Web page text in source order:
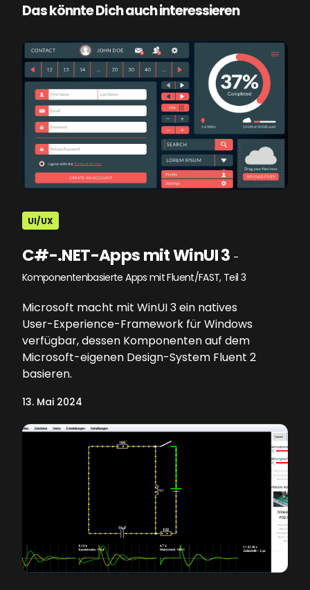
Das könnte Dich auch interessieren
UI/UX
C#-.NET-Apps mit WinUI 3 -
Komponentenbasierte Apps mit Fluent/FAST, Teil 3
Microsoft macht mit WinUI 3 ein natives
User-Experience-Framework für Windows
verfügbar, dessen Komponenten auf dem
Microsoft-eigenen Design-System Fluent 2
basieren.
13. Mai 2024